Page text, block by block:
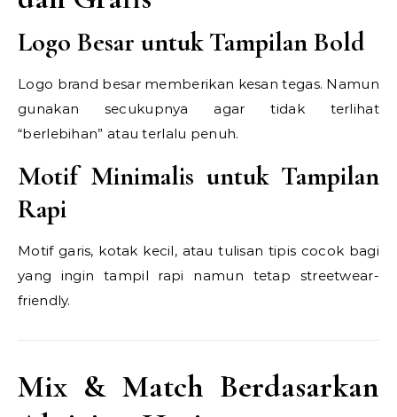
Logo Besar untuk Tampilan Bold
Logo brand besar memberikan kesan tegas. Namun
gunakan secukupnya agar tidak terlihat
“berlebihan” atau terlalu penuh.
Motif Minimalis untuk Tampilan
Rapi
Motif garis, kotak kecil, atau tulisan tipis cocok bagi
yang ingin tampil rapi namun tetap streetwear-
friendly.
Mix & Match Berdasarkan